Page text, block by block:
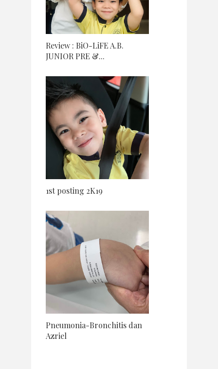
Review : BiO-LiFE A.B.
JUNIOR PRE &...
1st posting 2K19
Pneumonia-Bronchitis dan
Azriel